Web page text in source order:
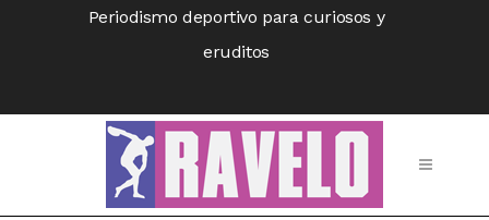
Periodismo deportivo para curiosos y
eruditos